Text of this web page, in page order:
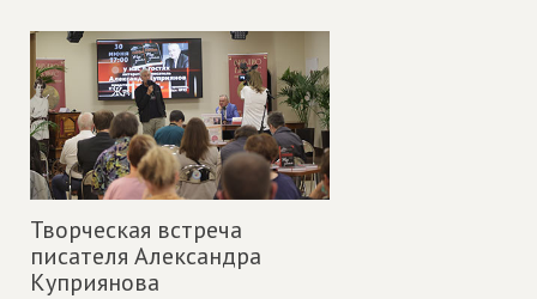
Творческая встреча
писателя Александра
Куприянова